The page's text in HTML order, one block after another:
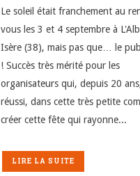
Le soleil était franchement au
vous les 3 et 4 septembre à
Isère (38), mais pas que… le
! Succès très mérité pour les
organisateurs qui, depuis 20
réussi, dans cette très petite
créer cette fête qui rayonne...
LIRE LA SUITE